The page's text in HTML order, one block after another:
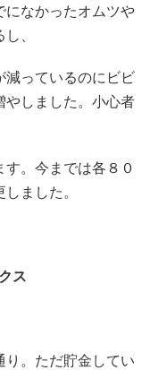
になかったオムツや
、
減っているのにビビ
やしました。小心者
。今までは各８０
ました。
ス
り。ただ貯金してい